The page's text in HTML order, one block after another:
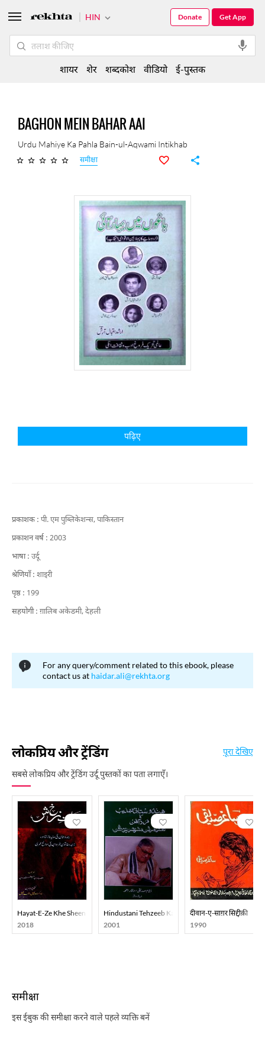
BAGHON MEIN BAHAR AAI
Urdu Mahiye Ka Pahla Bain-ul-Aqwami Intikhab
समीक्षा
पढ़िए
प्रकाशक : पी. एम पुब्लिकेशन्स, पाकिस्तान
प्रकाशन वर्ष : 2003
भाषा : उर्दू
श्रेणियाँ : शाइरी
पृष्ठ : 199
सहयोगी : ग़ालिब अकेडमी, देहली
For any query/comment related to this ebook, please
contact us at haidar.ali@rekhta.org
लोकप्रिय और ट्रेंडिंग
सबसे लोकप्रिय और ट्रेंडिंग उर्दू पुस्तकों का पता लगाएँ।
पूरा देखिए
Hayat-E-Ze Khe Sheen
2018
Hindustani Tehzeeb Ka Mard-E-Aahan Doctor
2001
दीवान-ए-साग़र सिद्दीक़ी
1990
समीक्षा
इस ईबुक की समीक्षा करने वाले पहले व्यक्ति बनें
HIN Get App
Donate
शायर शेर शब्दकोश वीडियो ई-पुस्तक